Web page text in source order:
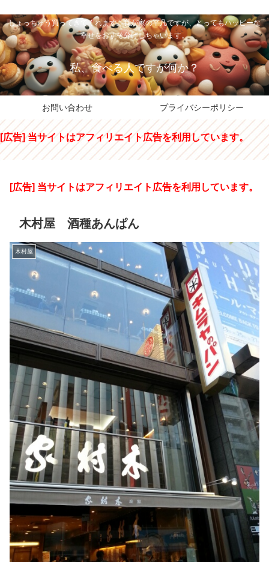
しょっちゅう買ってきてくれます。我が家の平凡ですが、とってもハッピーな
幸せをおすそ分けしちゃいます。
私、食べる人ですが何か？
お問い合わせ プライバシーポリシー
[広告] 当サイトはアフィリエイト広告を利用しています。
[広告] 当サイトはアフィリエイト広告を利用しています。
木村屋 酒種あんぱん
木村屋